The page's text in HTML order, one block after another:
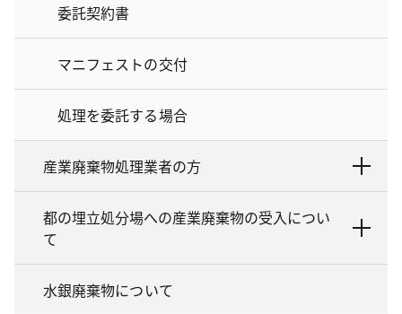
委託契約書
マニフェストの交付
処理を委託する場合
産業廃棄物処理業者の方
都の埋立処分場への産業廃棄物の受入につい
て
水銀廃棄物について